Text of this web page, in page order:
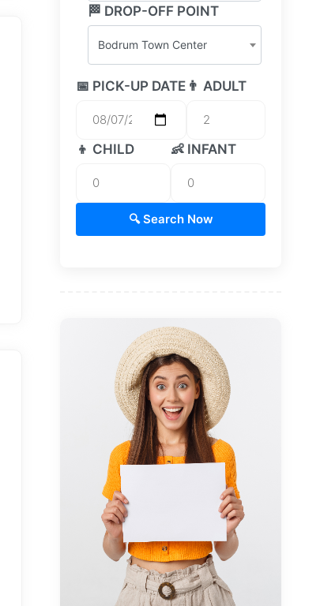
🏁 DROP-OFF POINT
Bodrum Town Center
📅 PICK-UP DATE 👨 ADULT
👦 CHILD 👶 INFANT
🔍 Search Now